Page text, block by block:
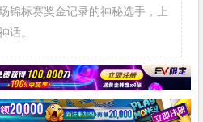
锦标赛奖金记录的神秘选手，上
话。